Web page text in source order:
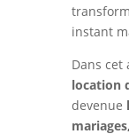
instant
Dans cet
location
devenue